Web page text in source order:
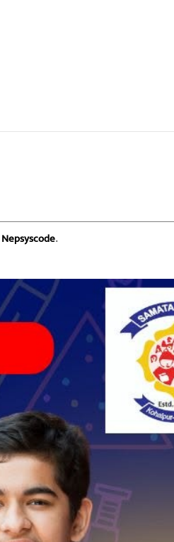
Nepsyscode.